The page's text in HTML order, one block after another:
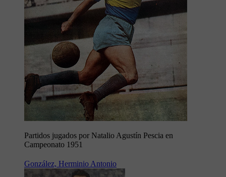
Partidos jugados por Natalio Agustín Pescia en
Campeonato 1951
González, Herminio Antonio